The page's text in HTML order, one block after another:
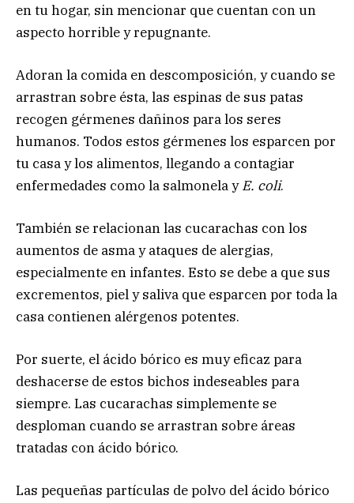
en tu hogar, sin mencionar que cuentan con un
aspecto horrible y repugnante.
Adoran la comida en descomposición, y cuando se
arrastran sobre ésta, las espinas de sus patas
recogen gérmenes dañinos para los seres
humanos. Todos estos gérmenes los esparcen por
tu casa y los alimentos, llegando a contagiar
enfermedades como la salmonela yE. coli.
También se relacionan las cucarachas con los
aumentos de asma y ataques de alergias,
especialmente en infantes. Esto se debe a que sus
excrementos, piel y saliva que esparcen por toda la
casa contienen alérgenos potentes.
Por suerte, el ácido bórico es muy eficaz para
deshacerse de estos bichos indeseables para
siempre. Las cucarachas simplemente se
desploman cuando se arrastran sobre áreas
tratadas con ácido bórico.
Las pequeñas partículas de polvo del ácido bórico